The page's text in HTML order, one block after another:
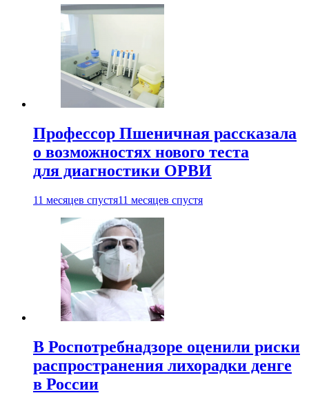
Профессор Пшеничная рассказала
о возможностях нового теста
для диагностики ОРВИ
11 месяцев спустя11 месяцев спустя
В Роспотребнадзоре оценили риски
распространения лихорадки денге
в России